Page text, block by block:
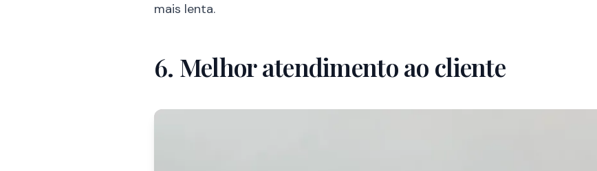
mais lenta.
6. Melhor atendimento ao cliente